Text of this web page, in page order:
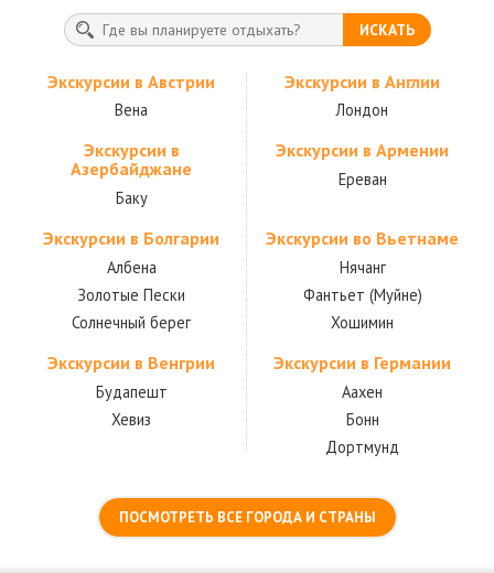
ИСКАТЬ
Экскурсии в Австрии
Вена
Экскурсии в
Азербайджане
Баку
Экскурсии в Англии
Лондон
Экскурсии в Армении
Ереван
Экскурсии в Болгарии
Албена
Золотые Пески
Солнечный берег
Экскурсии в Венгрии
Будапешт
Хевиз
Экскурсии во Вьетнаме
Нячанг
Фантьет (Муйне)
Хошимин
Экскурсии в Германии
Аахен
Бонн
Дортмунд
ПОСМОТРЕТЬ ВСЕ ГОРОДА И СТРАНЫ